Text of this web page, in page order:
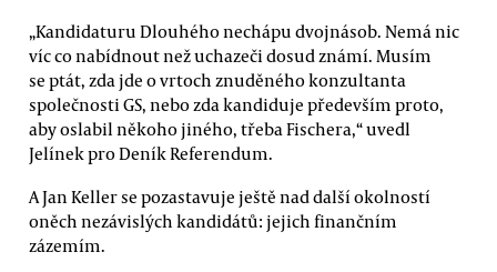
„Kandidaturu Dlouhého nechápu dvojnásob. Nemá nic
víc co nabídnout než uchazeči dosud známí. Musím
se ptát, zda jde o vrtoch znuděného konzultanta
společnosti GS, nebo zda kandiduje především proto,
aby oslabil někoho jiného, třeba Fischera,“ uvedl
Jelínek pro Deník Referendum.
A Jan Keller se pozastavuje ještě nad další okolností
oněch nezávislých kandidátů: jejich finančním
zázemím.